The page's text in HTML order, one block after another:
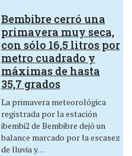
Bembibre cerró una
primavera muy seca,
con sólo 16,5 litros por
metro cuadrado y
máximas de hasta
35,7 grados
La primavera meteorológica
registrada por la estación
ibembi2 de Bembibre dejó un
balance marcado por la escasez
de lluvia y…